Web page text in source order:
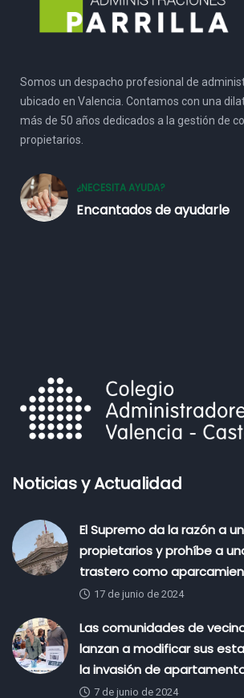
Somos un despacho profesional de
ubicado en Valencia. Contamos con una
más de 50 años dedicados a la gestión de
propietarios.
¿NECESITA AYUDA?
Encantados de ayudarle
Noticias y Actualidad
El Supremo da la razón a
propietarios y prohíbe a
trastero como
17 de junio de 2024
Las comunidades de
lanzan a modificar sus
la invasión de
7 de junio de 2024